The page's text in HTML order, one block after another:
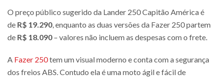
O preço público sugerido da Lander 250 Capitão América é
de R$ 19.290 , enquanto as duas versões da Fazer 250 partem
de R$ 18.090 – valores não incluem as despesas com o frete.
A Fazer 250tem um visual moderno e conta com a segurança
dos freios ABS. Contudo ela é uma moto ágil e fácil de